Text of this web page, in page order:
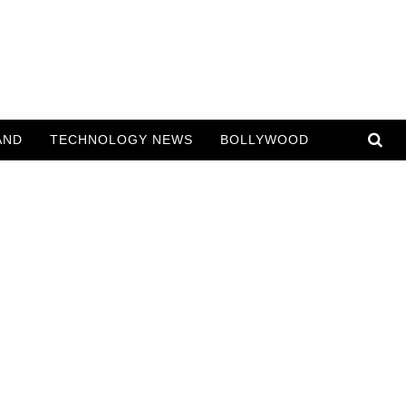
TECHNOLOGY NEWS BOLLYWOOD